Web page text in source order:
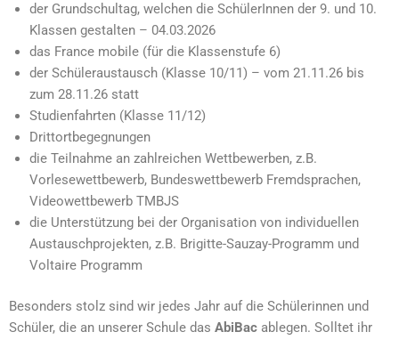
der Grundschultag, welchen die SchülerInnen der 9. und 10.
Klassen gestalten – 04.03.2026
das France mobile (für die Klassenstufe 6)
der Schüleraustausch (Klasse 10/11) – vom 21.11.26 bis
zum 28.11.26 statt
Studienfahrten (Klasse 11/12)
Drittortbegegnungen
die Teilnahme an zahlreichen Wettbewerben, z.B.
Vorlesewettbewerb, Bundeswettbewerb Fremdsprachen,
Videowettbewerb TMBJS
die Unterstützung bei der Organisation von individuellen
Austauschprojekten, z.B. Brigitte-Sauzay-Programm und
Voltaire Programm
Besonders stolz sind wir jedes Jahr auf die Schülerinnen und
Schüler, die an unserer Schule das AbiBac ablegen. Solltet ihr